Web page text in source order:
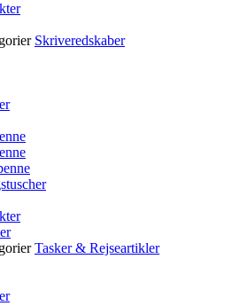
Skriveredskaber
Tasker & Rejseartikler